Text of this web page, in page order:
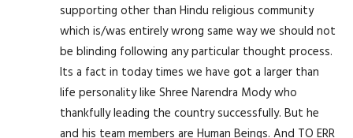
supporting other than Hindu religious community
which is/was entirely wrong same way we should not
be blinding following any particular thought process.
Its a fact in today times we have got a larger than
life personality like Shree Narendra Mody who
thankfully leading the country successfully. But he
and his team members are Human Beings. And TO ERR